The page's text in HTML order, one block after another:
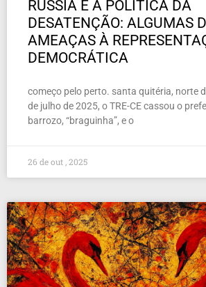
RÚSSIA E A POLÍTICA DA
DESATENÇÃO: ALGUMAS
AMEAÇAS À
DEMOCRÁTICA
começo pelo perto. santa quitéria, norte
de julho de 2025, o TRE-CE cassou o
barrozo, “braguinha”, e o
26 de out , 2025